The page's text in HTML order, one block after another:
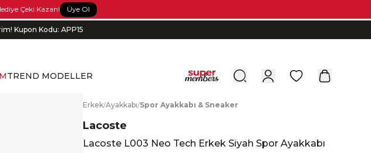
Çeki Kazan! Üye Ol
verilecektir.
Kupon Kodu: APP15
TREND MODELLER 0
Erkek/Ayakkabı/Spor Ayakkabı & Sneaker
Lacoste
Lacoste L003 Neo Tech Erkek Siyah Spor Ayakkabı